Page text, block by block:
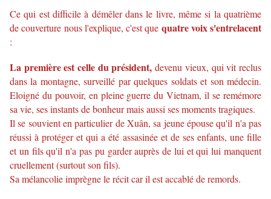
Ce qui est difficile à démêler dans le livre, même si la quatrième
de couverture nous l'explique, c'est que quatre voix s'entrelacent
:
La première est celle du président, devenu vieux, qui vit reclus
dans la montagne, surveillé par quelques soldats et son médecin.
Eloigné du pouvoir, en pleine guerre du Vietnam, il se remémore
sa vie, ses instants de bonheur mais aussi ses moments tragiques.
Il se souvient en particulier deXuân,sa jeune épouse qu'il n'a pas
réussi à protéger et qui a été assasinée et de ses enfants, une fille
et un fils qu'il n'a pas pu garder auprès de lui et qui lui manquent
cruellement (surtout son fils).
Sa mélancolie imprègne le récit car il est accablé de remords.